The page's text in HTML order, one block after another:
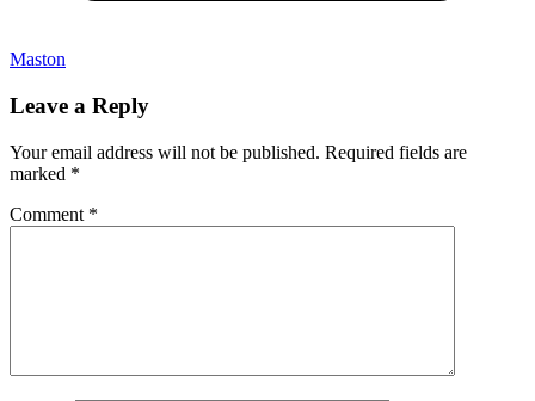
Maston
Leave a Reply
Your email address will not be published. Required fields are
marked *
Comment *